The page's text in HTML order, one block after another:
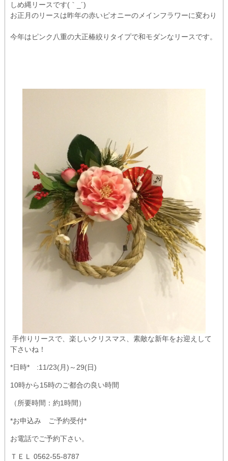
しめ縄リースです(｀_´)ゞ
お正月のリースは昨年の赤いピオニーのメインフラワーに変わり
今年はピンク八重の大正椿絞りタイプで和モダンなリースです。
手作りリースで、楽しいクリスマス、素敵な新年をお迎えして
下さいね！
*日時* :11/23(月)～29(日)
10時から15時のご都合の良い時間
（所要時間：約1時間）
*お申込み ご予約受付*
お電話でご予約下さい。
ＴＥＬ 0562-55-8787